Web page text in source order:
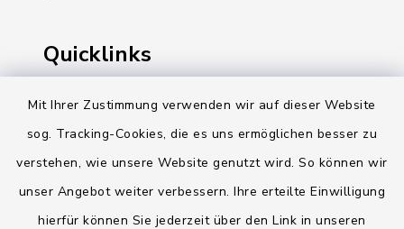
Mit Ihrer Zustimmung verwenden wir auf dieser Website
sog. Tracking-Cookies, die es uns ermöglichen besser zu
verstehen, wie unsere Website genutzt wird. So können wir
unser Angebot weiter verbessern. Ihre erteilte Einwilligung
hierfür können Sie jederzeit über den Link in unseren
Quicklinks
Ihre Behördennummer 115
Landesregierung Schleswig-Holstein
AktivRegion Mittelholstein